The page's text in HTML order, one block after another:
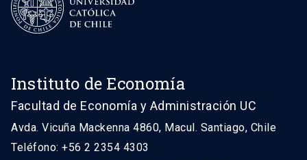
Instituto de Economía
Facultad de Economía y Administración UC
Avda. Vicuña Mackenna 4860, Macul. Santiago, Chile
Teléfono: +56 2 2354 4303